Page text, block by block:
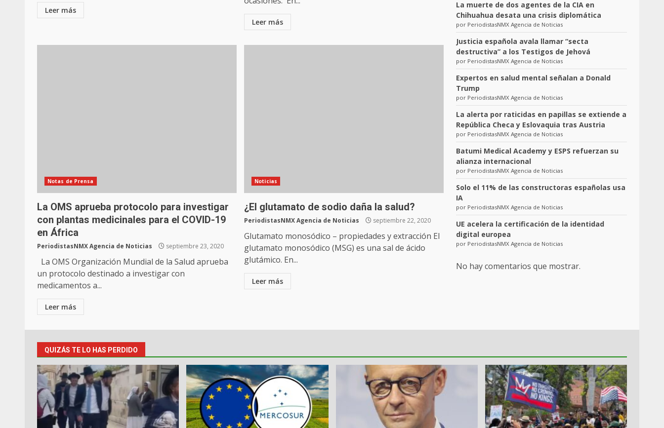
Leer más
Leer más
Notas de Prensa
La OMS aprueba protocolo para investigar
con plantas medicinales para el COVID-19
en África
PeriodistasNMX Agencia de Noticias septiembre 23, 2020
La OMS Organización Mundial de la Salud aprueba
un protocolo destinado a investigar con
medicamentos a...
Leer más
Noticias
¿El glutamato de sodio daña la salud?
PeriodistasNMX Agencia de Noticias septiembre 22, 2020
Glutamato monosódico – propiedades y extracción El
glutamato monosódico (MSG) es una sal de ácido
glutámico. En...
Leer más
La muerte de dos agentes de la CIA en
Chihuahua desata una crisis diplomática
por PeriodistasNMX Agencia de Noticias
Justicia española avala llamar “secta
destructiva” a los Testigos de Jehová
por PeriodistasNMX Agencia de Noticias
Expertos en salud mental señalan a Donald
Trump
por PeriodistasNMX Agencia de Noticias
La alerta por raticidas en papillas se extiende a
República Checa y Eslovaquia tras Austria
por PeriodistasNMX Agencia de Noticias
Batumi Medical Academy y ESPS refuerzan su
alianza internacional
por PeriodistasNMX Agencia de Noticias
Solo el 11% de las constructoras españolas usa
IA
por PeriodistasNMX Agencia de Noticias
UE acelera la certificación de la identidad
digital europea
por PeriodistasNMX Agencia de Noticias
No hay comentarios que mostrar.
QUIZÁS TE LO HAS PERDIDO